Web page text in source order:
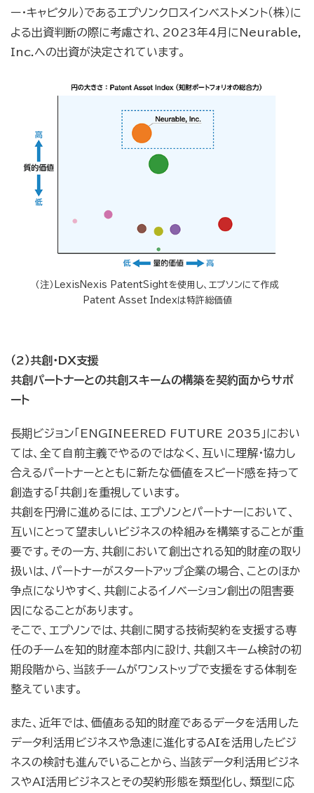
ー・キャピタル）であるエプソンクロスインベストメント（株）に
よる出資判断の際に考慮され、2023年4月にNeurable,
Inc.への出資が決定されています。
（注）LexisNexis PatentSightを使用し、エプソンにて作成
Patent Asset Indexは特許総価値
（2）共創・DX支援
共創パートナーとの共創スキームの構築を契約面からサポ
ート
長期ビジョン「ENGINEERED FUTURE 2035」におい
ては、全て自前主義でやるのではなく、互いに理解・協力し
合えるパートナーとともに新たな価値をスピード感を持って
創造する「共創」を重視しています。
共創を円滑に進めるには、エプソンとパートナーにおいて、
互いにとって望ましいビジネスの枠組みを構築することが重
要です。その一方、共創において創出される知的財産の取り
扱いは、パートナーがスタートアップ企業の場合、ことのほか
争点になりやすく、共創によるイノベーション創出の阻害要
因になることがあります。
そこで、エプソンでは、共創に関する技術契約を支援する専
任のチームを知的財産本部内に設け、共創スキーム検討の初
期段階から、当該チームがワンストップで支援をする体制を
整えています。
また、近年では、価値ある知的財産であるデータを活用した
データ利活用ビジネスや急速に進化するAIを活用したビジ
ネスの検討も進んでいることから、当該データ利活用ビジネ
スやAI活用ビジネスとその契約形態を類型化し、類型に応